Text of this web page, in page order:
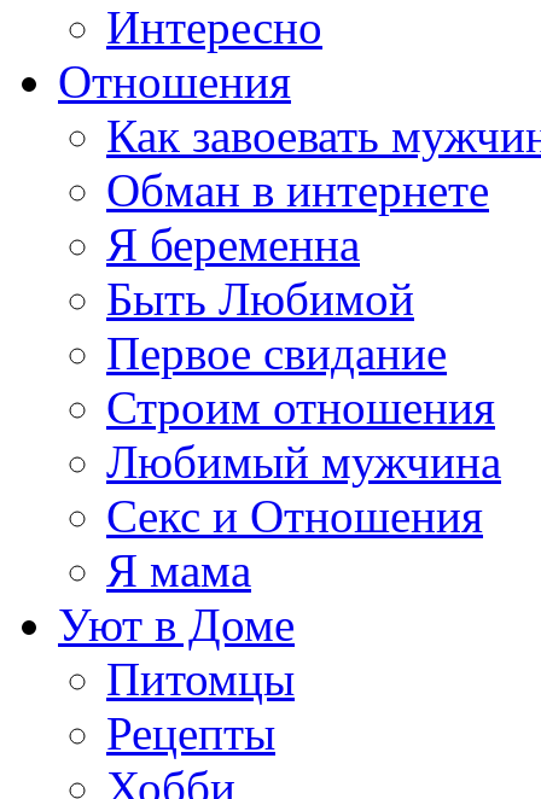
Интересно
Отношения
Как завоевать
Обман в интернете
Я беременна
Быть Любимой
Первое свидание
Строим отношения
Любимый мужчина
Секс и Отношения
Я мама
Уют в Доме
Питомцы
Рецепты
Хобби